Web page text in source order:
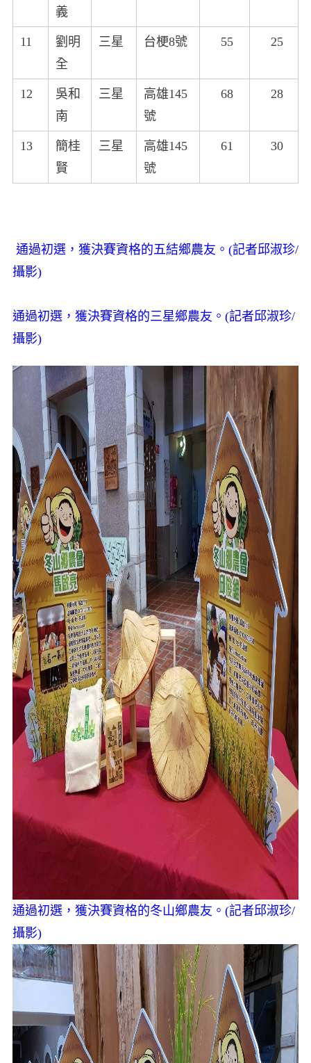
義
11
劉明
全
三星 台梗8號 55 25
12
吳和
南
三星
高雄145
號
68 28
13
簡桂
賢
三星
高雄145
號
61 30
通過初選，獲決賽資格的五結鄉農友。(記者邱淑珍/
攝影)
通過初選，獲決賽資格的三星鄉農友。(記者邱淑珍/
攝影)
通過初選，獲決賽資格的冬山鄉農友。(記者邱淑珍/
攝影)